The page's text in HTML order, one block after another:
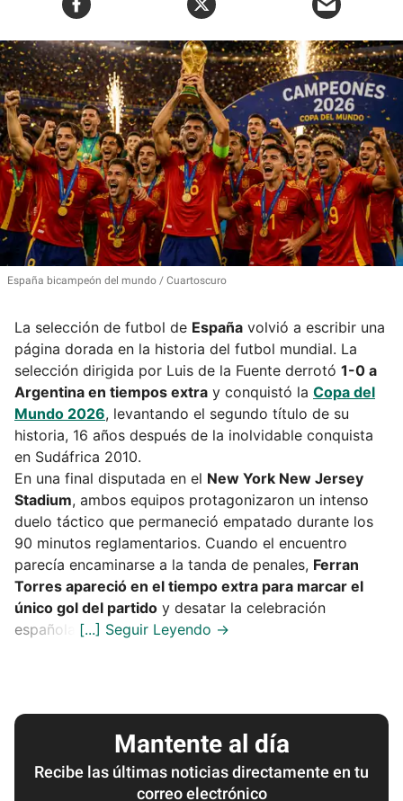
España bicampeón del mundo Cuartoscuro
La selección de futbol de España volvió a escribir una
página dorada en la historia del futbol mundial. La
selección dirigida por Luis de la Fuente derrotó 1-0 a
Argentina en tiempos extra y conquistó la Copa del
Mundo 2026, levantando el segundo título de su
historia, 16 años después de la inolvidable conquista
en Sudáfrica 2010.
En una final disputada en el New York New Jersey
Stadium, ambos equipos protagonizaron un intenso
duelo táctico que permaneció empatado durante los
90 minutos reglamentarios. Cuando el encuentro
parecía encaminarse a la tanda de penales, Ferran
Torres apareció en el tiempo extra para marcar el
único gol del partido y desatar la celebración
española.
Mantente al día
Recibe las últimas noticias directamente en tu
correo electrónico